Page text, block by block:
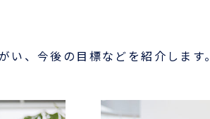
、今後の目標などを紹介します。